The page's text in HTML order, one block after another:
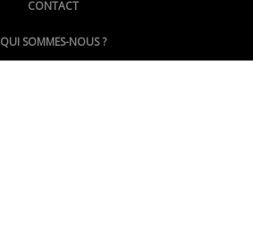
CONTACT
QUI SOMMES-NOUS ?